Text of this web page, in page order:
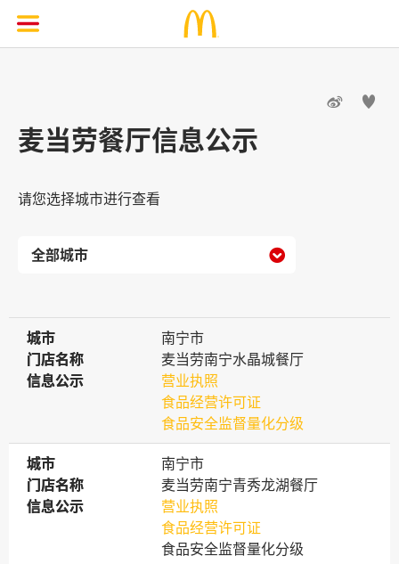
 
麦当劳餐厅信息公示
请您选择城市进行查看

城市
城市
南宁市
门店名称
门店名称
麦当劳南宁水晶城餐厅
信息公示
信息公示
营业执照
食品经营许可证
食品安全监督量化分级
城市
城市
南宁市
门店名称
门店名称
麦当劳南宁青秀龙湖餐厅
信息公示
信息公示
营业执照
食品经营许可证
食品安全监督量化分级